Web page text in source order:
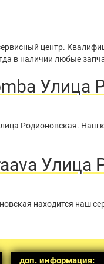
центр.
в наличии любые
Улица
Родионовская.
Улица
находится наш
доп. информация: